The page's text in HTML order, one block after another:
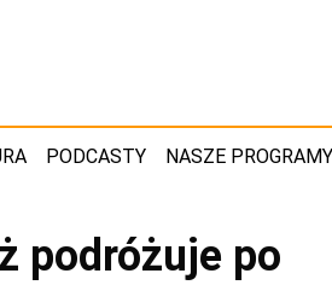
PODCASTY NASZE PROGRAMY
podróżuje po